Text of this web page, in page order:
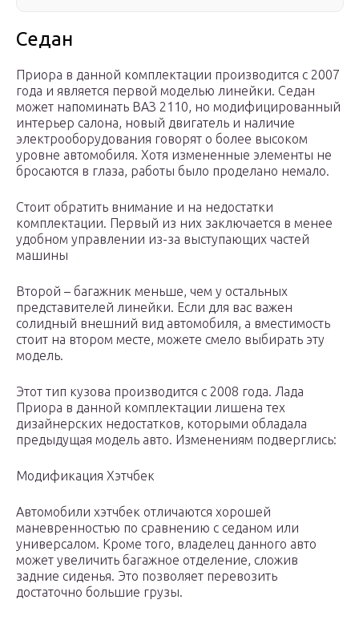
Седан
Приора в данной комплектации производится с 2007
года и является первой моделью линейки. Седан
может напоминать ВАЗ 2110, но модифицированный
интерьер салона, новый двигатель и наличие
электрооборудования говорят о более высоком
уровне автомобиля. Хотя измененные элементы не
бросаются в глаза, работы было проделано немало.
Стоит обратить внимание и на недостатки
комплектации. Первый из них заключается в менее
удобном управлении из-за выступающих частей
машины
Второй – багажник меньше, чем у остальных
представителей линейки. Если для вас важен
солидный внешний вид автомобиля, а вместимость
стоит на втором месте, можете смело выбирать эту
модель.
Этот тип кузова производится с 2008 года. Лада
Приора в данной комплектации лишена тех
дизайнерских недостатков, которыми обладала
предыдущая модель авто. Изменениям подверглись:
Модификация Хэтчбек
Автомобили хэтчбек отличаются хорошей
маневренностью по сравнению с седаном или
универсалом. Кроме того, владелец данного авто
может увеличить багажное отделение, сложив
задние сиденья. Это позволяет перевозить
достаточно большие грузы.